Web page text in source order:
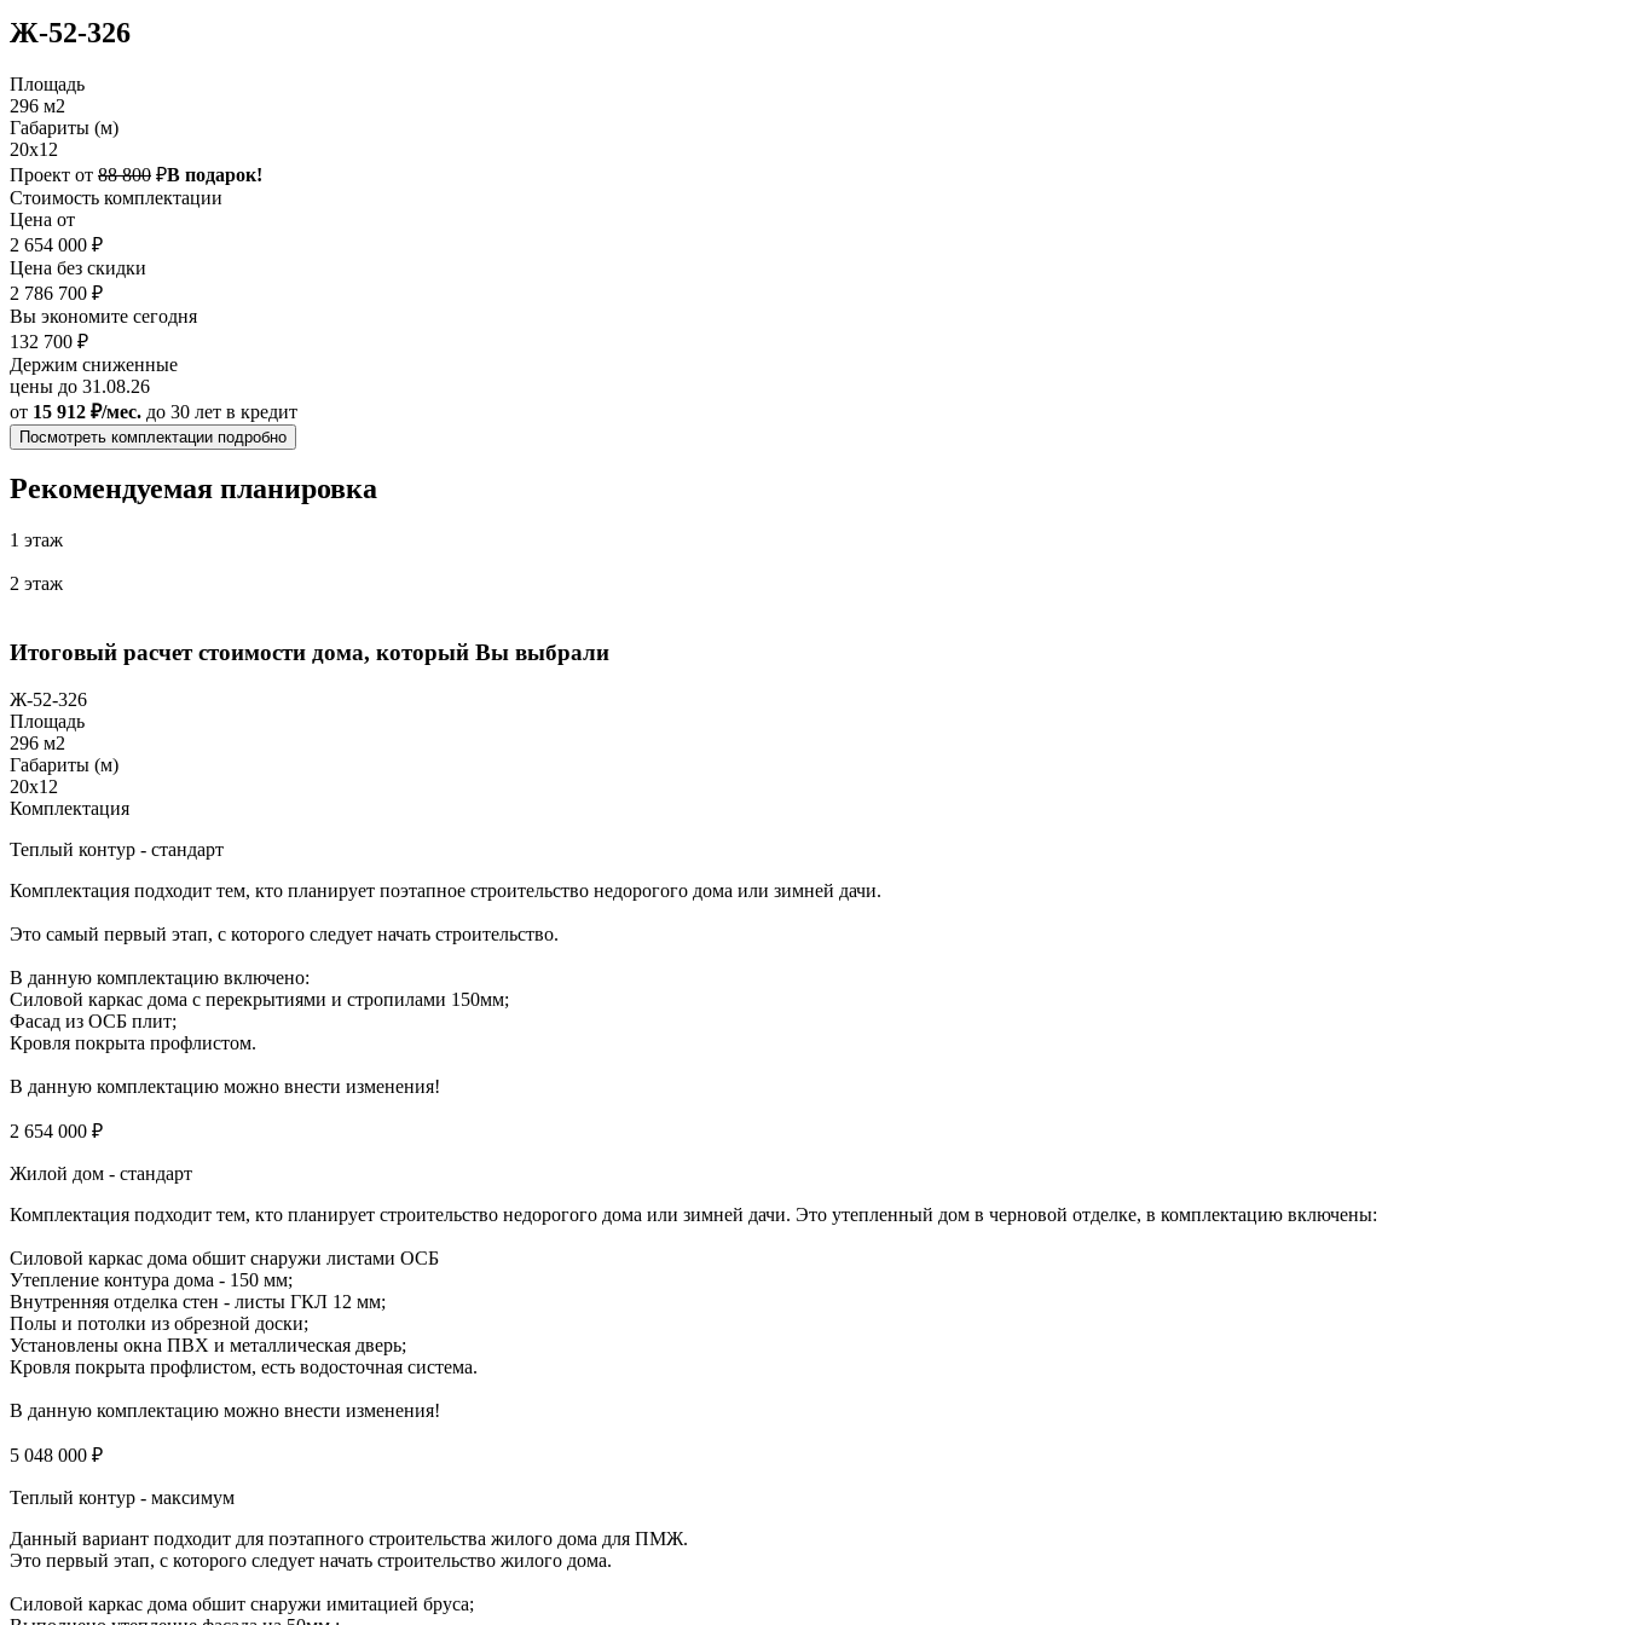
Ж-52-326
Площадь
296 м2
Габариты (м)
20x12
Проект от 88 800 ₽В подарок!
Стоимость комплектации
Цена от
2 654 000 ₽
Цена без скидки
2 786 700 ₽
Вы экономите сегодня
132 700 ₽
Держим сниженные
цены до 31.08.26
от 15 912 ₽/мес. до 30 лет в кредит
Посмотреть комплектации подробно
Рекомендуемая планировка
1 этаж
2 этаж
Итоговый расчет стоимости дома, который Вы выбрали
Ж-52-326
Площадь
296 м2
Габариты (м)
20x12
Комплектация
Теплый контур - стандарт
Комплектация подходит тем, кто планирует поэтапное строительство недорогого дома или зимней дачи.
Это самый первый этап, с которого следует начать строительство.
В данную комплектацию включено:
Силовой каркас дома с перекрытиями и стропилами 150мм;
Фасад из ОСБ плит;
Кровля покрыта профлистом.
В данную комплектацию можно внести изменения!
2 654 000 ₽
Жилой дом - стандарт
Комплектация подходит тем, кто планирует строительство недорогого дома или зимней дачи. Это утепленный дом в черновой отделке, в комплектацию включены:
Силовой каркас дома обшит снаружи листами ОСБ
Утепление контура дома - 150 мм;
Внутренняя отделка стен - листы ГКЛ 12 мм;
Полы и потолки из обрезной доски;
Установлены окна ПВХ и металлическая дверь;
Кровля покрыта профлистом, есть водосточная система.
В данную комплектацию можно внести изменения!
5 048 000 ₽
Теплый контур - максимум
Данный вариант подходит для поэтапного строительства жилого дома для ПМЖ.
Это первый этап, с которого следует начать строительство жилого дома.
Силовой каркас дома обшит снаружи имитацией бруса;